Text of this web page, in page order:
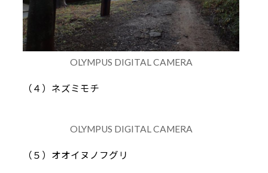
OLYMPUS DIGITAL CAMERA
（４）ネズミモチ
OLYMPUS DIGITAL CAMERA
（５）オオイヌノフグリ